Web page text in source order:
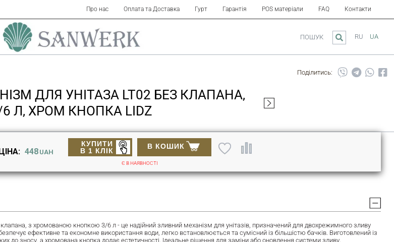
Про нас Оплата та Доставка Гурт Гарантія POS матеріали FAQ Контакти
RU UA
ПОШУК
Поділитись:
ДЛЯ УНІТАЗА LT02 БЕЗ КЛАПАНА,
Л, ХРОМ КНОПКА LIDZ
448 UAH
В КОШИК
КУПИТИ
В 1 КЛІК
Є В НАЯВНОСТІ
з хромованою кнопкою 3/6 л - це надійний зливний механізм для унітазів, призначений для двохрежимного зливу
ефективне та економне використання води, легко встановлюється та сумісний із більшістю бачків. Виготовлений із
до зносу, а хромована кнопка додає естетичності. Ідеальне рішення для заміни або оновлення системи зливу.